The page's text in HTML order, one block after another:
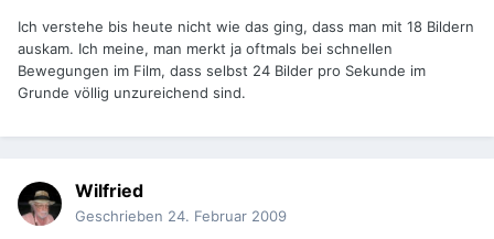
Ich verstehe bis heute nicht wie das ging, dass man mit 18 Bildern
auskam. Ich meine, man merkt ja oftmals bei schnellen
Bewegungen im Film, dass selbst 24 Bilder pro Sekunde im
Grunde völlig unzureichend sind.
Wilfried
Geschrieben 24. Februar 2009